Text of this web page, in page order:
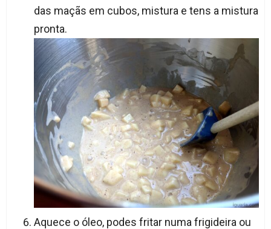
das maçãs em cubos, mistura e tens a mistura
pronta.
Aquece o óleo, podes fritar numa frigideira ou